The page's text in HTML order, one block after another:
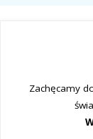
Zachęcamy